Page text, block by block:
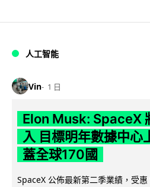
人工智能
Vin 1 日
Elon Musk: SpaceX
入 目標明年數據中心
蓋全球170國
SpaceX 公佈最新第二季業績，受